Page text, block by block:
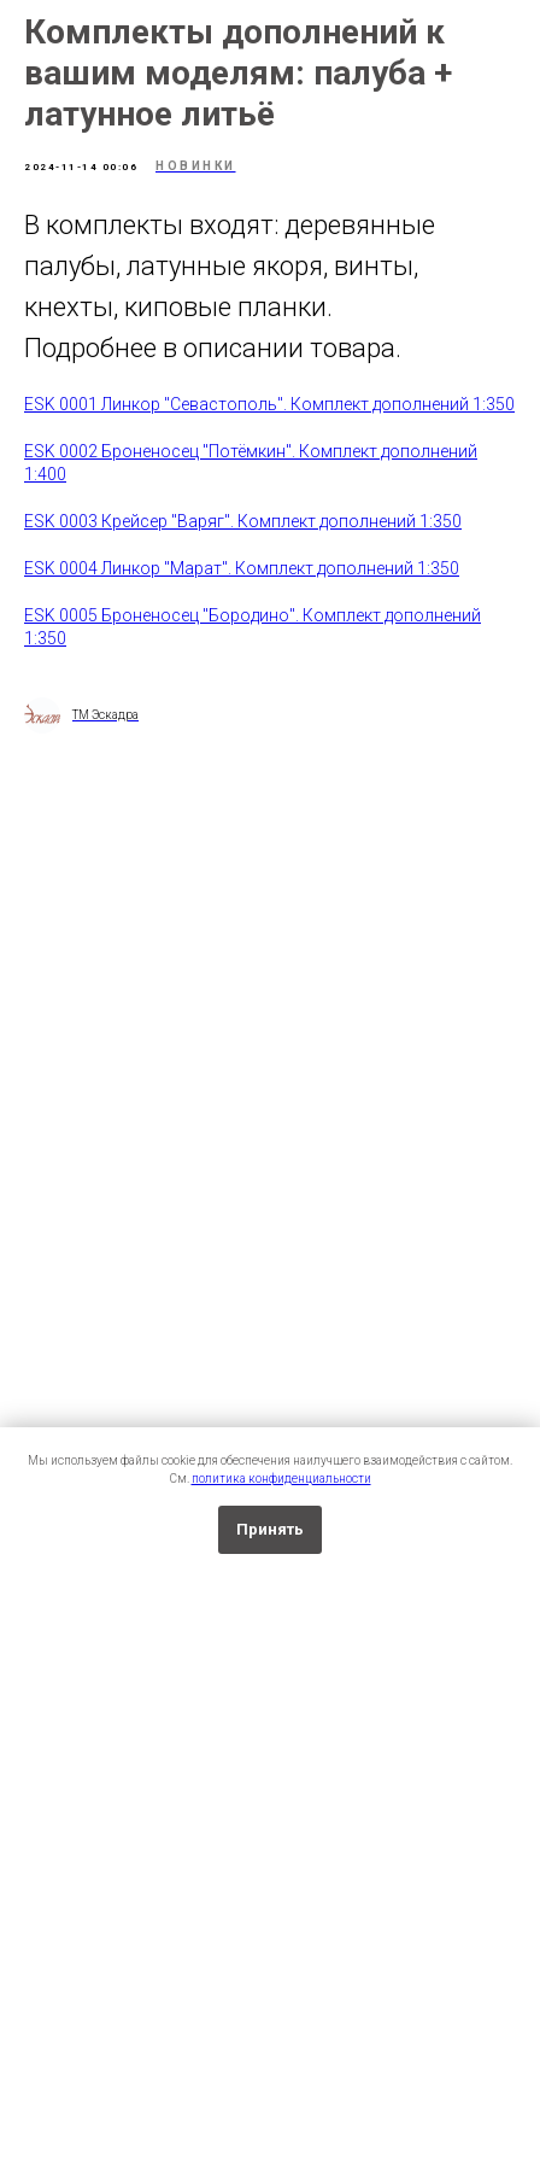
Мы используем файлы cookie для обеспечения наилучшего взаимодействия с сайтом.
См. политика конфиденциальности
Принять
Комплекты дополнений к
вашим моделям: палуба +
латунное литьё
2024-11-14 00:06 НОВИНКИ
В комплекты входят: деревянные
палубы, латунные якоря, винты,
кнехты, киповые планки.
Подробнее в описании товара.
ESK 0001 Линкор "Севастополь". Комплект дополнений 1:350
ESK 0002 Броненосец "Потёмкин". Комплект дополнений
1:400
ESK 0003 Крейсер "Варяг". Комплект дополнений 1:350
ESK 0004 Линкор "Марат". Комплект дополнений 1:350
ESK 0005 Броненосец "Бородино". Комплект дополнений
1:350
ТМ Эскадра